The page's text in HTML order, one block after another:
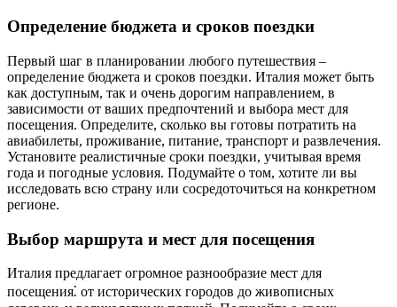
Определение бюджета и сроков поездки
Первый шаг в планировании любого путешествия –
определение бюджета и сроков поездки. Италия может быть
как доступным, так и очень дорогим направлением, в
зависимости от ваших предпочтений и выбора мест для
посещения. Определите, сколько вы готовы потратить на
авиабилеты, проживание, питание, транспорт и развлечения.
Установите реалистичные сроки поездки, учитывая время
года и погодные условия. Подумайте о том, хотите ли вы
исследовать всю страну или сосредоточиться на конкретном
регионе.
Выбор маршрута и мест для посещения
Италия предлагает огромное разнообразие мест для
посещения⁚ от исторических городов до живописных